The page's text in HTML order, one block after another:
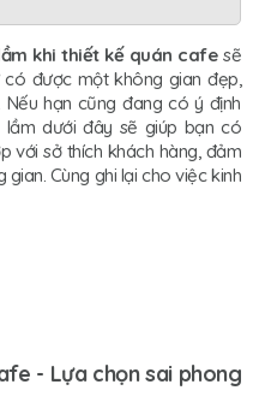
khi thiết kế quán cafesẽ
được một không gian đẹp,
hạn cũng đang có ý định
lầm dưới đây sẽ giúp bạn có
với sở thích khách hàng, đảm
Cùng ghi lại cho việc kinh
- Lựa chọn sai phong